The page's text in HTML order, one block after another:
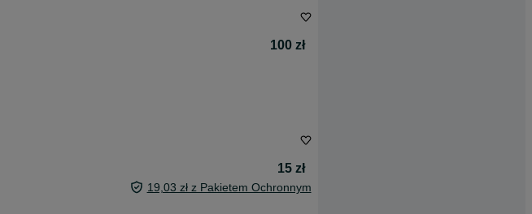
100 zł
15 zł
19,03 zł z Pakietem Ochronnym